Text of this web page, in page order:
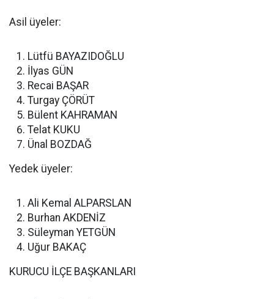
Asil üyeler:
Lütfü BAYAZIDOĞLU
İlyas GÜN
Recai BAŞAR
Turgay ÇÖRÜT
Bülent KAHRAMAN
Telat KUKU
Ünal BOZDAĞ
Yedek üyeler:
Ali Kemal ALPARSLAN
Burhan AKDENİZ
Süleyman YETGÜN
Uğur BAKAÇ
KURUCU İLÇE BAŞKANLARI